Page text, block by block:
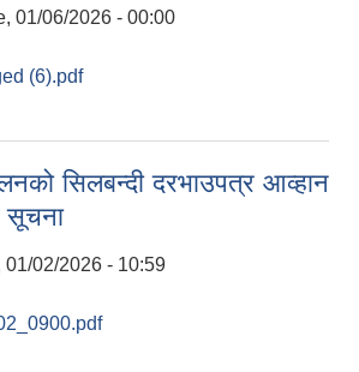
01/06/2026 - 00:00
(6).pdf
सिलबन्दी दरभाउपत्र आव्हान
सूचना
01/02/2026 - 10:59